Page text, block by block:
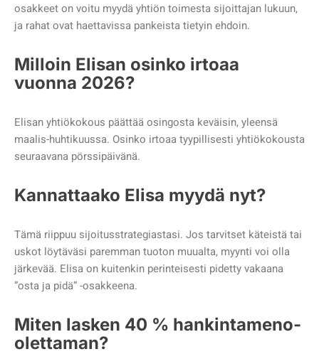
osakkeet on voitu myydä yhtiön toimesta sijoittajan lukuun,
ja rahat ovat haettavissa pankeista tietyin ehdoin.
Milloin Elisan osinko irtoaa
vuonna 2026?
Elisan yhtiökokous päättää osingosta keväisin, yleensä
maalis-huhtikuussa. Osinko irtoaa tyypillisesti yhtiökokousta
seuraavana pörssipäivänä.
Kannattaako Elisa myydä nyt?
Tämä riippuu sijoitusstrategiastasi. Jos tarvitset käteistä tai
uskot löytäväsi paremman tuoton muualta, myynti voi olla
järkevää. Elisa on kuitenkin perinteisesti pidetty vakaana
”osta ja pidä” -osakkeena.
Miten lasken 40 % hankintameno-
olettaman?